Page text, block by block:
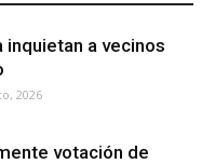
inquietan a vecinos
2026
votación de